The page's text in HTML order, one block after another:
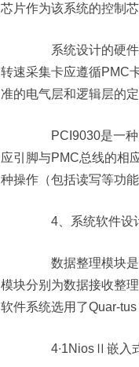
芯片作为该系统的控制
系统设计的硬件
转速采集卡应遵循PMC
准的电气层和逻辑层的
PCI9030是一种
应引脚与PMC总线的相
种操作（包括读写等功
4、系统软件设
数据整理模块是
模块分别为数据接收整
软件系统选用了Quar-
4∙1NiosⅡ嵌入